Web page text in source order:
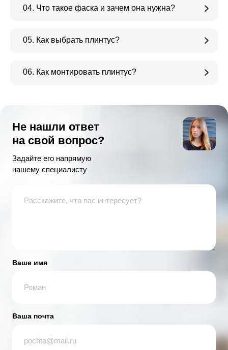
04. Что такое фаска и зачем она нужна?
05. Как выбрать плинтус?
06. Как монтировать плинтус?
Не нашли ответ
на свой вопрос?
Задайте его напрямую
нашему специалисту
Ваше имя
Ваша почта